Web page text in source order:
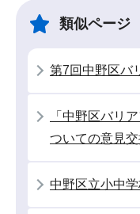
類似ページ
第7回中野区バ
「中野区バリ
ついての意見
中野区立小中